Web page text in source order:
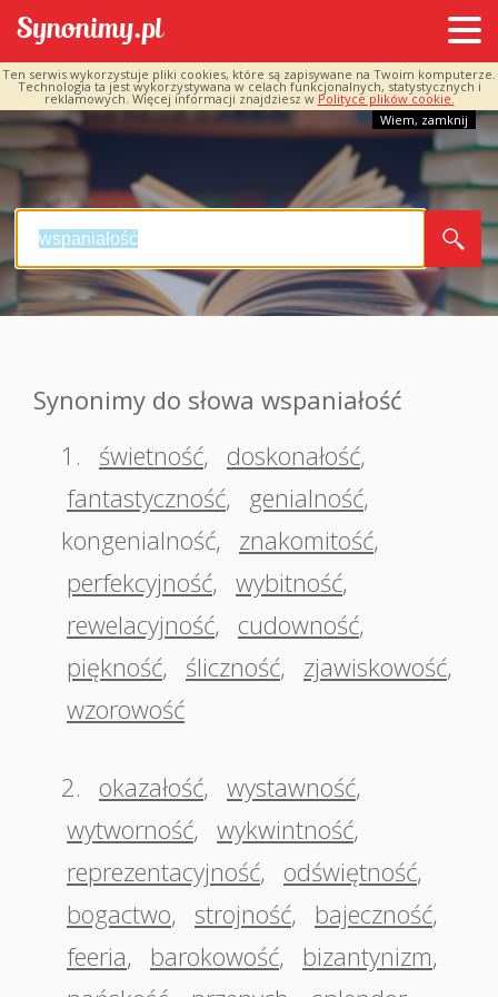
Ten serwis wykorzystuje pliki cookies, które są zapisywane na Twoim komputerze.
Technologia ta jest wykorzystywana w celach funkcjonalnych, statystycznych i
reklamowych. Więcej informacji znajdziesz w Polityce plików cookie.
Wiem, zamknij
Synonimy do słowa wspaniałość
1.
świetność, doskonałość,
fantastyczność, genialność,
kongenialność, znakomitość,
perfekcyjność, wybitność,
rewelacyjność, cudowność,
piękność, śliczność, zjawiskowość,
wzorowość
2. okazałość, wystawność,
wytworność, wykwintność,
reprezentacyjność, odświętność,
bogactwo, strojność, bajeczność,
feeria, barokowość, bizantynizm,